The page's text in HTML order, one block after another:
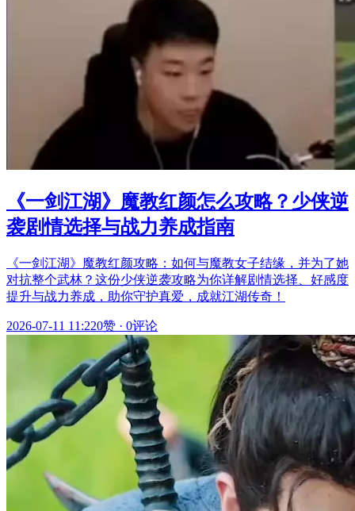
《一剑江湖》魔教红颜怎么攻略？少侠逆
袭剧情选择与战力养成指南
《一剑江湖》魔教红颜攻略：如何与魔教女子结缘，并为了她
对抗整个武林？这份少侠逆袭攻略为你详解剧情选择、好感度
提升与战力养成，助你守护真爱，成就江湖传奇！
2026-07-11 11:220赞 · 0评论